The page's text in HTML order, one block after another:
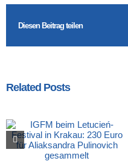
Diesen Beitrag teilen
Related Posts